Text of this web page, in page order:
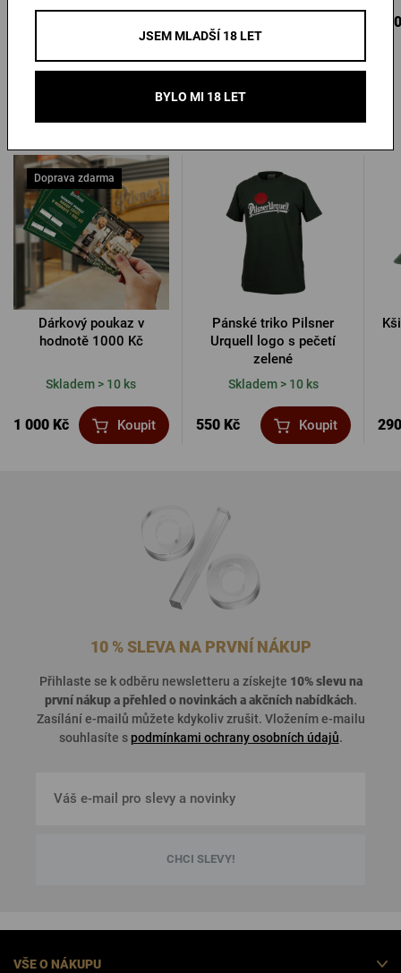
Další produkty od Pilsner Urquell
Doprava zdarma
Dárkový poukaz v
hodnotě 1000 Kč
Skladem > 10 ks
1 000 Kč Koupit
Pánské triko Pilsner
Urquell logo s pečetí
zelené
Skladem > 10 ks
550 Kč Koupit
10 % SLEVA NA PRVNÍ NÁKUP
Přihlaste se k odběru newsletteru a získejte 10% slevu na
první nákup a přehled o novinkách a akčních nabídkách.
Zasílání e-mailů můžete kdykoliv zrušit. Vložením e-mailu
souhlasíte s podmínkami ochrany osobních údajů.
CHCI SLEVY!
VŠE O NÁKUPU
JSEM MLADŠÍ 18 LET
BYLO MI 18 LET